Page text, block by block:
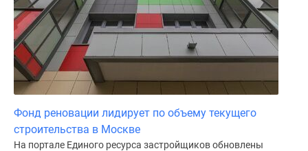
акции
Макс
Фонд реновации лидирует по объему текущего
строительства в Москве
На портале Единого ресурса застройщиков обновлены